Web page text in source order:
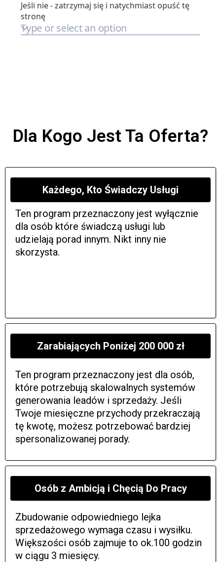
Dla Kogo Jest Ta Oferta?
Każdego, Kto Świadczy Usługi
Ten program przeznaczony jest wyłącznie
dla osób które świadczą usługi lub
udzielają porad innym. Nikt inny nie
skorzysta.
Zarabiających Poniżej 200 000 zł
Ten program przeznaczony jest dla osób,
które potrzebują skalowalnych systemów
generowania leadów i sprzedaży. Jeśli
Twoje miesięczne przychody przekraczają
tę kwotę, możesz potrzebować bardziej
spersonalizowanej porady.
Osób z Ambicją i Chęcią Do Pracy
Zbudowanie odpowiedniego lejka
sprzedażowego wymaga czasu i wysiłku.
Większości osób zajmuje to ok.100 godzin
w ciągu 3 miesięcy.